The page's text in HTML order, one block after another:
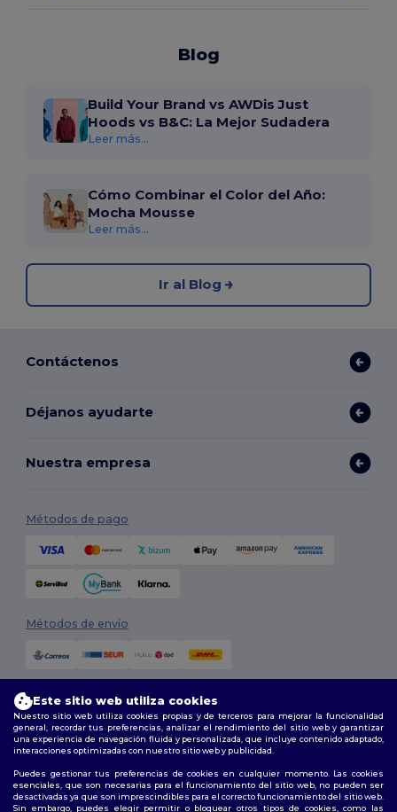
Blog
Build Your Brand vs AWDis Just
Hoods vs B&C: La Mejor Sudadera
Leer más...
Cómo Combinar el Color del Año:
Mocha Mousse
Leer más...
Ir al Blog
Contáctenos
Déjanos ayudarte
Nuestra empresa
Métodos de pago
Métodos de envío
Síguenos
Este sitio web utiliza cookies
Nuestro sitio web utiliza cookies propias y de terceros para mejorar la funcionalidad
general, recordar tus preferencias, analizar el rendimiento del sitio web y garantizar
una experiencia de navegación fluida y personalizada, que incluye contenido adaptado,
interacciones optimizadas con nuestro sitio web y publicidad.
Puedes gestionar tus preferencias de cookies en cualquier momento. Las cookies
esenciales, que son necesarias para el funcionamiento del sitio web, no pueden ser
desactivadas ya que son imprescindibles para el correcto funcionamiento del sitio web.
Sin embargo, puedes elegir permitir o bloquear otros tipos de cookies, como las